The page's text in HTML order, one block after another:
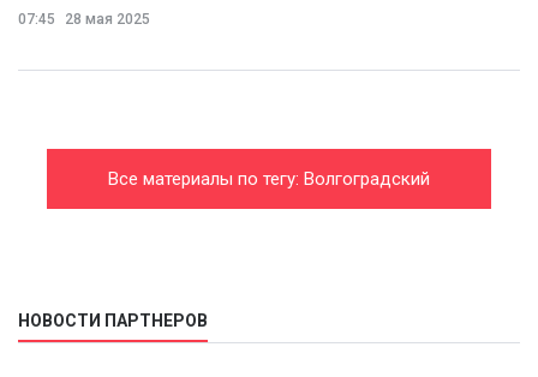
07:45 28 мая 2025
Все материалы по тегу: Волгоградский
НОВОСТИ ПАРТНЕРОВ